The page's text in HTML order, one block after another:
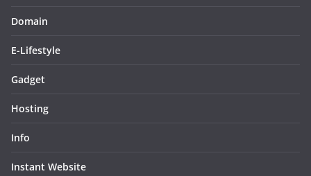
Domain
E-Lifestyle
Gadget
Hosting
Info
Instant Website